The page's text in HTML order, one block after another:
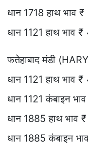
धान 1718 हाथ भाव
धान 1121 हाथ भाव
फतेहाबाद मंडी
धान 1121 हाथ भाव
धान 1121 कंबाइन
धान 1885 हाथ भाव
धान 1885 कंबाइन